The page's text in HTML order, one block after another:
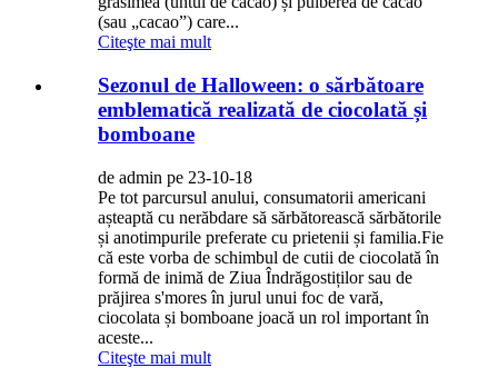
(sau „cacao”) care...
Citeşte mai mult
Sezonul de Halloween: o sărbătoare
emblematică realizată de ciocolată și
bomboane
de admin pe 23-10-18
Pe tot parcursul anului, consumatorii americani
așteaptă cu nerăbdare să sărbătorească sărbătorile
și anotimpurile preferate cu prietenii și familia.Fie
că este vorba de schimbul de cutii de ciocolată în
formă de inimă de Ziua Îndrăgostiților sau de
prăjirea s'mores în jurul unui foc de vară,
ciocolata și bomboane joacă un rol important în
aceste...
Citeşte mai mult